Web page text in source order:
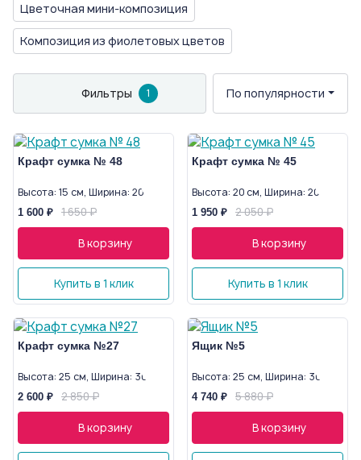
Цветочная мини-композиция
Композиция из фиолетовых цветов
Фильтры 1 По популярности
Крафт сумка № 48
Высота: 15 см, Ширина: 20 см
1 600 ₽ 1 650 ₽
В корзину
Купить в 1 клик
Крафт сумка № 45
Высота: 20 см, Ширина: 20 см
1 950 ₽ 2 050 ₽
В корзину
Купить в 1 клик
Крафт сумка №27
Высота: 25 см, Ширина: 30 см
2 600 ₽ 2 850 ₽
В корзину
Ящик №5
Высота: 25 см, Ширина: 30 см
4 740 ₽ 5 880 ₽
В корзину